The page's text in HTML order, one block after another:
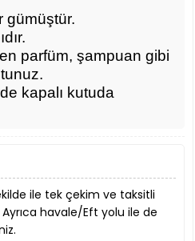
gümüştür.
parfüm, şampuan gibi
kapalı kutuda
ile tek çekim ve taksitli
havale/Eft yolu ile de